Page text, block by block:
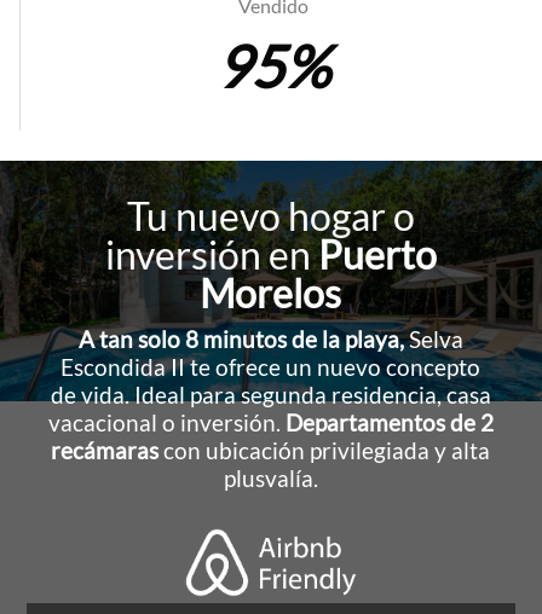
Vendido
95%
Tu nuevo hogar o
inversión enPuerto
Morelos
A tan solo 8 minutos de la playa,Selva
Escondida II te ofrece un nuevo concepto
de vida. Ideal para segunda residencia, casa
vacacional o inversión. Departamentos de 2
recámarascon ubicación privilegiada y alta
plusvalía.